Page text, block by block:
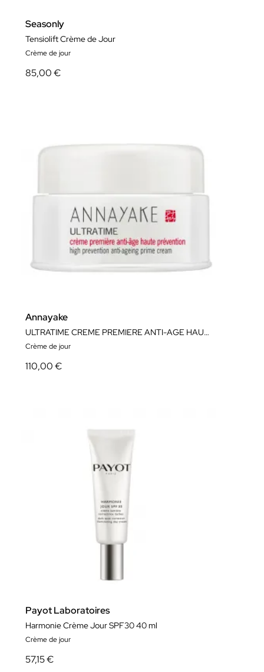
Seasonly
Tensiolift Crème de Jour
Crème de jour
85,00 €
Annayake
ULTRATIME CREME PREMIERE ANTI-AGE HAUTE PREVENTION
Crème de jour
110,00 €
Payot Laboratoires
Harmonie Crème Jour SPF30 40 ml
Crème de jour
57,15 €